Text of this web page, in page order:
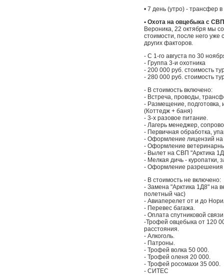
• 7 день (утро) - трансфер
• Охота на овцебыка с
Вероника, 22 октября мы
стоимости, после него уже
других факторов.
- С 1-го августа по 30
- Группа 3-и охотника
- 200 000 руб. стоимость
- 280 000 руб. стоимость
- В стоимость включено:
- Встреча, проводы,
- Размещение, подготовка,
(Коттедж + баня)
- 3-х разовое питание.
- Лагерь менеджер,
- Первичная обработка,
- Оформление лицензий на
- Оформление
- Вылет на СВП "Арктика
- Мелкая дичь - куропатки,
- Оформление разрешения
- В стоимость не включено:
- Замена "Арктика 1Д8" на
полетный час)
- Авиаперелет от и до
- Перевес багажа.
- Оплата спутниковой
-Трофей овцебыка от 120
расстояния.
- Алкоголь.
- Патроны.
- Трофей волка 50 000.
- Трофей оленя 20 000.
- Трофей росомахи 35 000.
- СИТЕС